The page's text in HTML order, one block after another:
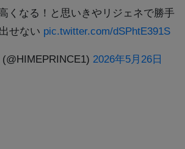
くなる！と思いきやリジェネで勝手
せない pic.twitter.com/dSPhtE391S
2026年5月26日